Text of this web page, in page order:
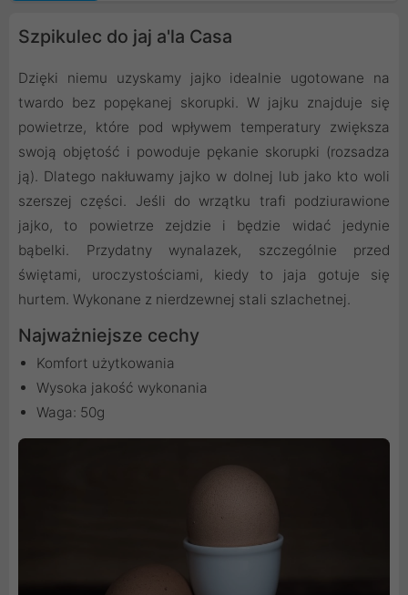
Szpikulec do jaj a'la Casa
Dzięki niemu uzyskamy jajko idealnie ugotowane na
twardo bez popękanej skorupki. W jajku znajduje się
powietrze, które pod wpływem temperatury zwiększa
swoją objętość i powoduje pękanie skorupki (rozsadza
ją). Dlatego nakłuwamy jajko w dolnej lub jako kto woli
szerszej części. Jeśli do wrzątku trafi podziurawione
jajko, to powietrze zejdzie i będzie widać jedynie
bąbelki. Przydatny wynalazek, szczególnie przed
świętami, uroczystościami, kiedy to jaja gotuje się
hurtem. Wykonane z nierdzewnej stali szlachetnej.
Najważniejsze cechy
Komfort użytkowania
Wysoka jakość wykonania
Waga: 50g